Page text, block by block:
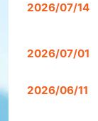
2026/07/14
2026/07/01
2026/06/11